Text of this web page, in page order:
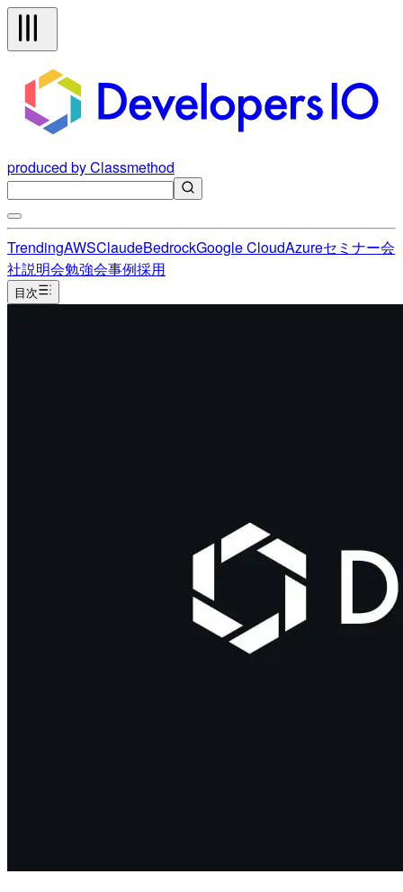
produced by Classmethod
TrendingAWSClaudeBedrockGoogle CloudAzureセミナー会
社説明会勉強会事例採用
目次